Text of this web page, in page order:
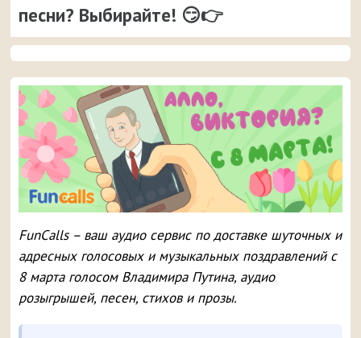
песни? Выбирайте! 😏👉
FunCalls – ваш аудио сервис по доставке шуточных и
адресных голосовых и музыкальных поздравлений с
8 марта голосом Владимира Путина, аудио
розыгрышей, песен, стихов и прозы.